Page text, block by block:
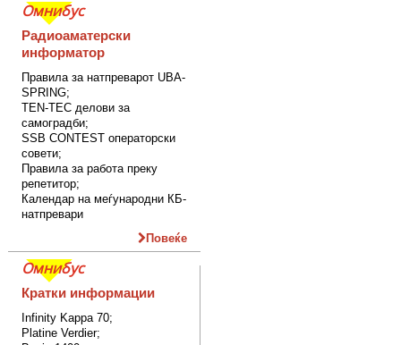
Омнибус
Радиоаматерски
информатор
Правила за натпреварот UBA-
SPRING;
TEN-TEC делови за
самоградби;
SSB CONTEST операторски
совети;
Правила за работа преку
репетитор;
Календар на меѓународни КБ-
натпревари
Повеќе
Омнибус
Кратки информации
Infinity Kappa 70;
Platine Verdier;